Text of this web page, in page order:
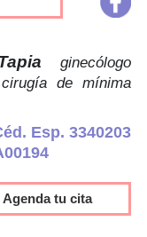
ginecólogo
de mínima
Esp. 3340203
Agenda tu cita